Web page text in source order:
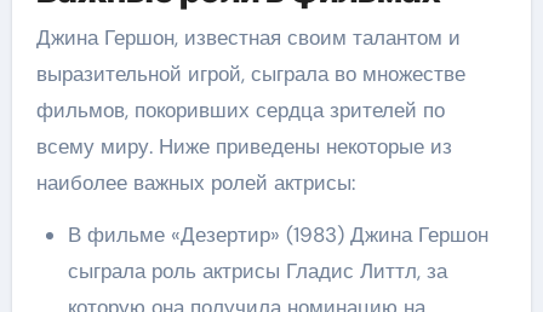
Джина Гершон, известная своим талантом и
выразительной игрой, сыграла во множестве
фильмов, покоривших сердца зрителей по
всему миру. Ниже приведены некоторые из
наиболее важных ролей актрисы:
В фильме «Дезертир» (1983) Джина Гершон
сыграла роль актрисы Гладис Литтл, за